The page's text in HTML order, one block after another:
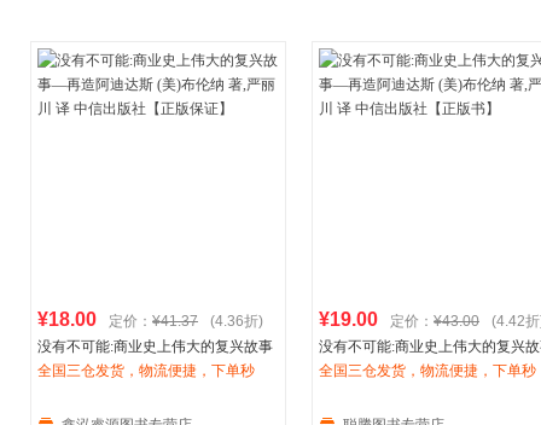
¥18.00 定价： ¥41.37
(4.36折)
没有不可能:商业史上伟大的复兴故事
—再造阿迪达斯 (美)布伦纳 著,严丽川
全国三仓发货，物流便捷，下单秒
¥19.00 定价： ¥43.00
(4.42
没有不可能:商业史上伟大的复兴
—再造阿迪达斯 (美)布伦纳 著,严
全国三仓发货，物流便捷，下单秒